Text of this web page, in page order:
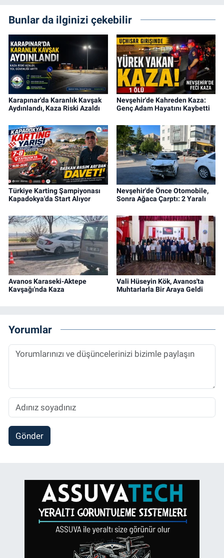
Bunlar da ilginizi çekebilir
Karapınar'da Karanlık Kavşak
Aydınlandı, Kaza Riski Azaldı
Nevşehir'de Kahreden Kaza:
Genç Adam Hayatını Kaybetti
Türkiye Karting Şampiyonası
Kapadokya'da Start Alıyor
Nevşehir'de Önce Otomobile,
Sonra Ağaca Çarptı: 2 Yaralı
Avanos Karaseki-Aktepe
Kavşağı'nda Kaza
Vali Hüseyin Kök, Avanos'ta
Muhtarlarla Bir Araya Geldi
Yorumlar
Gönder